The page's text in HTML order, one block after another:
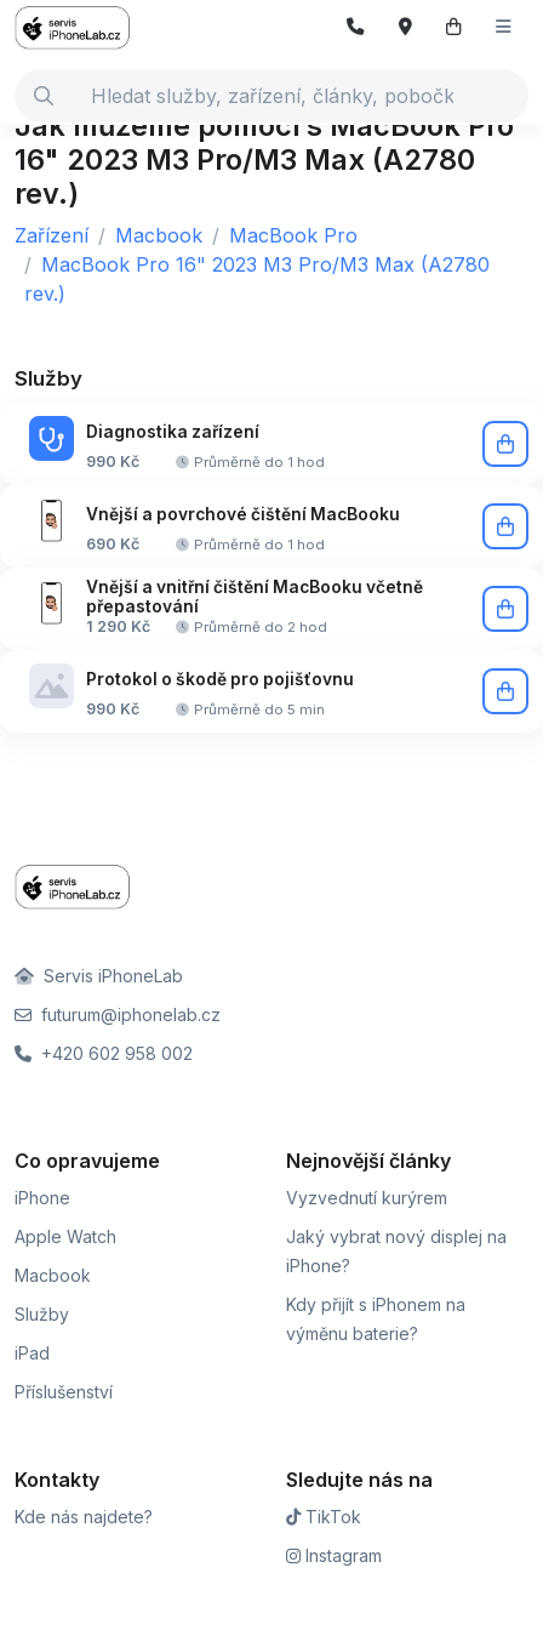
Jak můžeme pomoci s MacBook Pro
16" 2023 M3 Pro/M3 Max (A2780
rev.)
Zařízení Macbook
MacBook Pro
MacBook Pro 16" 2023 M3 Pro/M3 Max (A2780
rev.)
Služby
Diagnostika zařízení
990 Kč Průměrně do 1 hod
Vnější a povrchové čištění MacBooku
690 Kč Průměrně do 1 hod
Vnější a vnitřní čištění MacBooku včetně
přepastování
1 290 Kč Průměrně do 2 hod
Protokol o škodě pro pojišťovnu
990 Kč Průměrně do 5 min
Servis iPhoneLab
futurum@iphonelab.cz
+420 602 958 002
Co opravujeme
iPhone
Apple Watch
Macbook
Služby
iPad
Příslušenství
Nejnovější články
Vyzvednutí kurýrem
Jaký vybrat nový displej na
iPhone?
Kdy přijít s iPhonem na
výměnu baterie?
Kontakty
Kde nás najdete?
Sledujte nás na
TikTok
Instagram